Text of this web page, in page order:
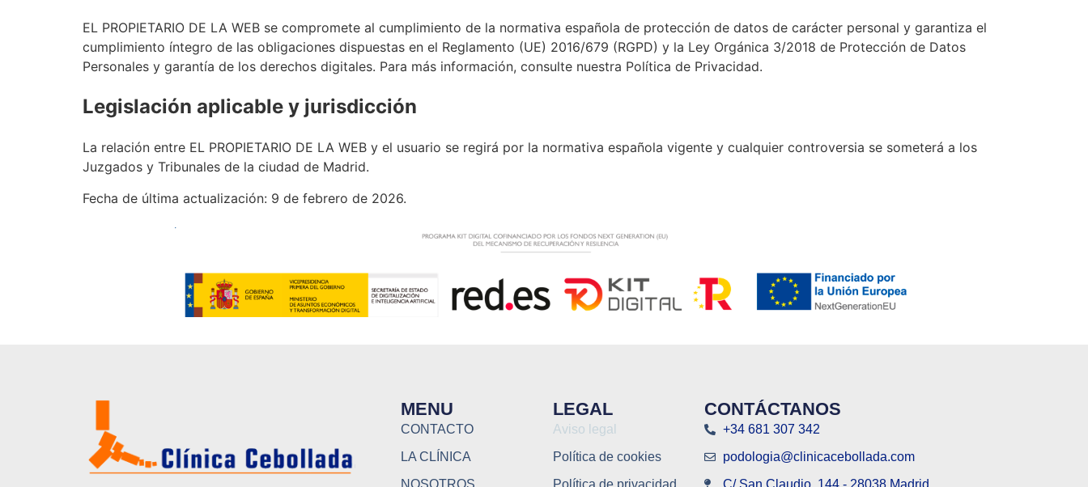
EL PROPIETARIO DE LA WEB se compromete al cumplimiento de la normativa española de protección de datos de carácter personal y garantiza el
cumplimiento íntegro de las obligaciones dispuestas en el Reglamento (UE) 2016/679 (RGPD) y la Ley Orgánica 3/2018 de Protección de Datos
Personales y garantía de los derechos digitales. Para más información, consulte nuestra Política de Privacidad.
Legislación aplicable y jurisdicción
La relación entre EL PROPIETARIO DE LA WEB y el usuario se regirá por la normativa española vigente y cualquier controversia se someterá a los
Juzgados y Tribunales de la ciudad de Madrid.
Fecha de última actualización: 9 de febrero de 2026.
MENU
CONTACTO
LA CLÍNICA
NOSOTROS
LEGAL
Aviso legal
Política de cookies
Política de privacidad
CONTÁCTANOS
+34 681 307 342
podologia@clinicacebollada.com
C/ San Claudio, 144 - 28038 Madrid